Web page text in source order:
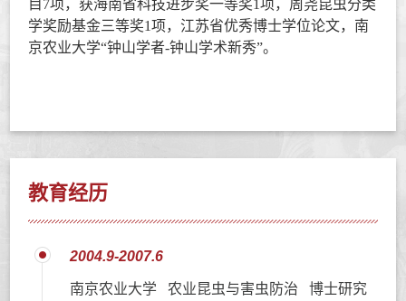
目 7项，获海南省科技进步奖一等奖1项，周尧昆虫分类
学奖励基金三等奖1项，江苏省优秀博士学位论文，南
京农业大学“钟山学者-钟山学术新秀”。
教育经历
2004.9-2007.6
南京农业大学 农业昆虫与害虫防治 博士研究